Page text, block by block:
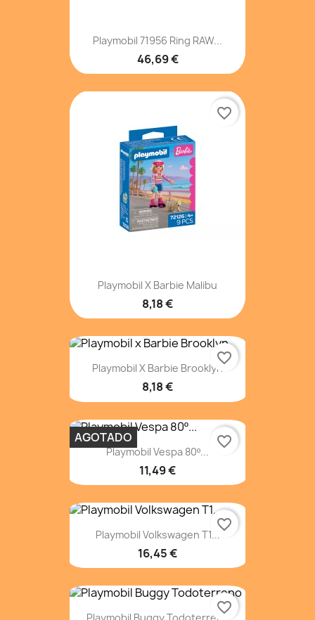
Playmobil 71956 Ring RAW...
46,69 €
Playmobil X Barbie Malibu
8,18 €
favorite_border
Playmobil X Barbie Brooklyn
8,18 €
favorite_border
Playmobil Vespa 80º...
11,49 €
AGOTADO favorite_border
Playmobil Volkswagen T1...
16,45 €
favorite_border
favorite_border